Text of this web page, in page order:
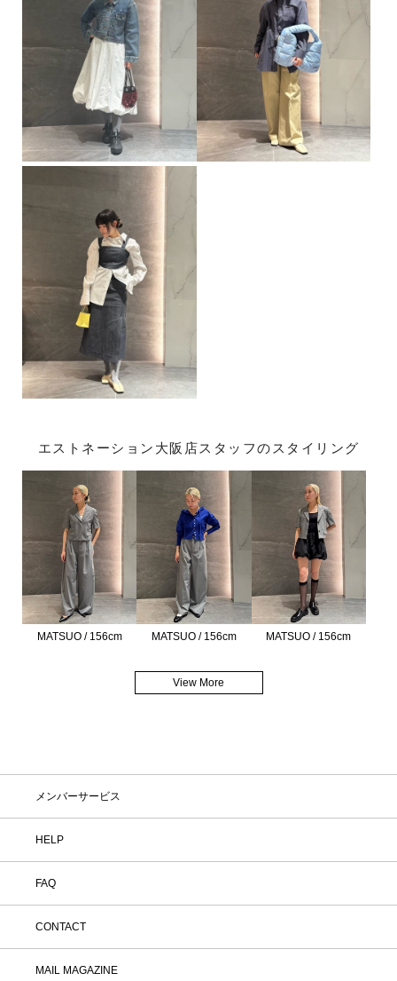
エストネーション大阪店スタッフのスタイリング
MATSUO / 156cm MATSUO / 156cm MATSUO / 156cm
View More
メンバーサービス
HELP
FAQ
CONTACT
MAIL MAGAZINE